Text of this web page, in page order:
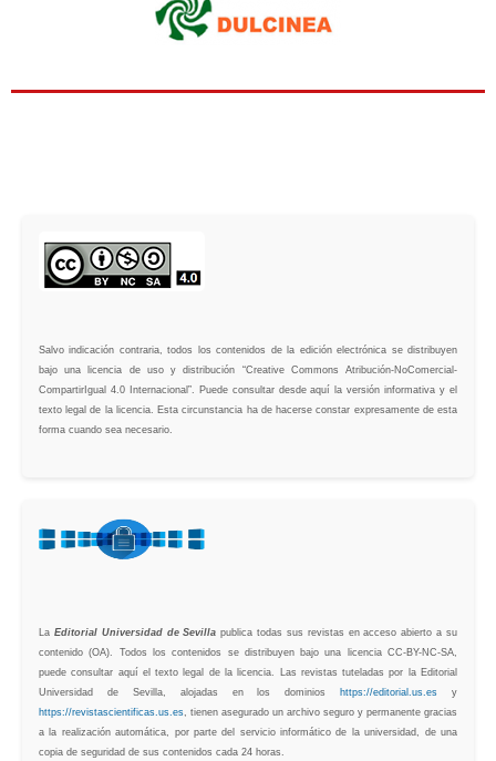
Salvo indicación contraria, todos los contenidos de la edición electrónica se distribuyen
bajo una licencia de uso y distribución “Creative Commons Atribución-NoComercial-
CompartirIgual 4.0 Internacional”. Puede consultar desde aquí la versión informativa y el
texto legal de la licencia. Esta circunstancia ha de hacerse constar expresamente de esta
forma cuando sea necesario.
La Editorial Universidad de Sevilla publica todas sus revistas en acceso abierto a su
contenido (OA). Todos los contenidos se distribuyen bajo una licencia CC-BY-NC-SA,
puede consultar aquí el texto legal de la licencia. Las revistas tuteladas por la Editorial
Universidad de Sevilla, alojadas en los dominios https://editorial.us.es y
https://revistascientificas.us.es, tienen asegurado un archivo seguro y permanente gracias
a la realización automática, por parte del servicio informático de la universidad, de una
copia de seguridad de sus contenidos cada 24 horas.